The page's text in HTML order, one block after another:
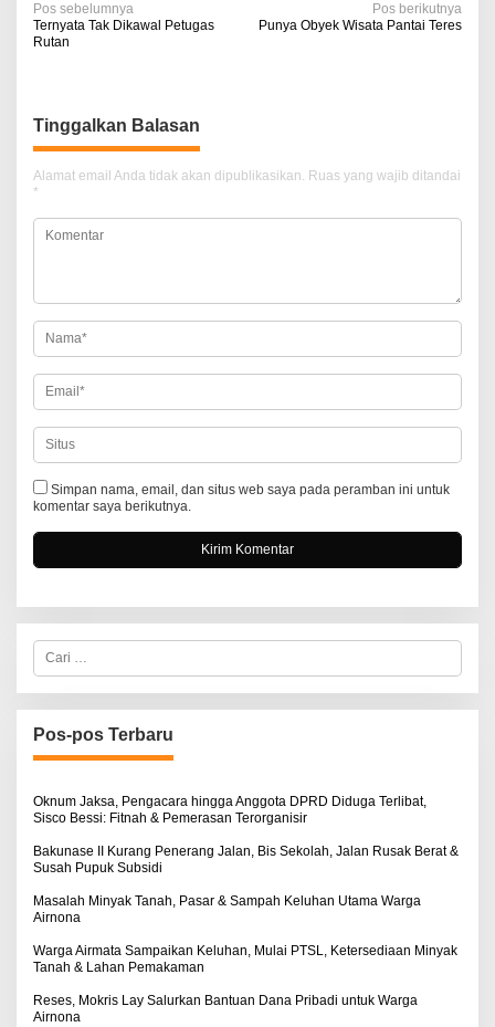
N
a
i
g
a
s
o
s
Pos sebelumnya
Ternyata Tak Dikawal Petugas
Rutan
Pos berikutnya
Punya Obyek Wisata Pantai Teres
Tinggalkan Balasan
Alamat email Anda tidak akan dipublikasikan. Ruas yang wajib ditandai
*
Simpan nama, email, dan situs web saya pada peramban ini untuk
komentar saya berikutnya.
C
r
i
u
n
u
:
Pos-pos Terbaru
Oknum Jaksa, Pengacara hingga Anggota DPRD Diduga Terlibat,
Sisco Bessi: Fitnah & Pemerasan Terorganisir
Bakunase II Kurang Penerang Jalan, Bis Sekolah, Jalan Rusak Berat &
Susah Pupuk Subsidi
Masalah Minyak Tanah, Pasar & Sampah Keluhan Utama Warga
Airnona
Warga Airmata Sampaikan Keluhan, Mulai PTSL, Ketersediaan Minyak
Tanah & Lahan Pemakaman
Reses, Mokris Lay Salurkan Bantuan Dana Pribadi untuk Warga
Airnona